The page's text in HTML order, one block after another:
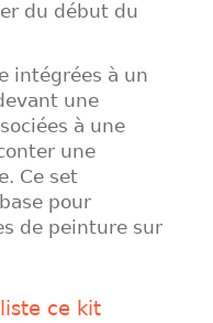
du début du
intégrées à un
une
à une
une
Ce set
pour
de peinture sur
ce kit